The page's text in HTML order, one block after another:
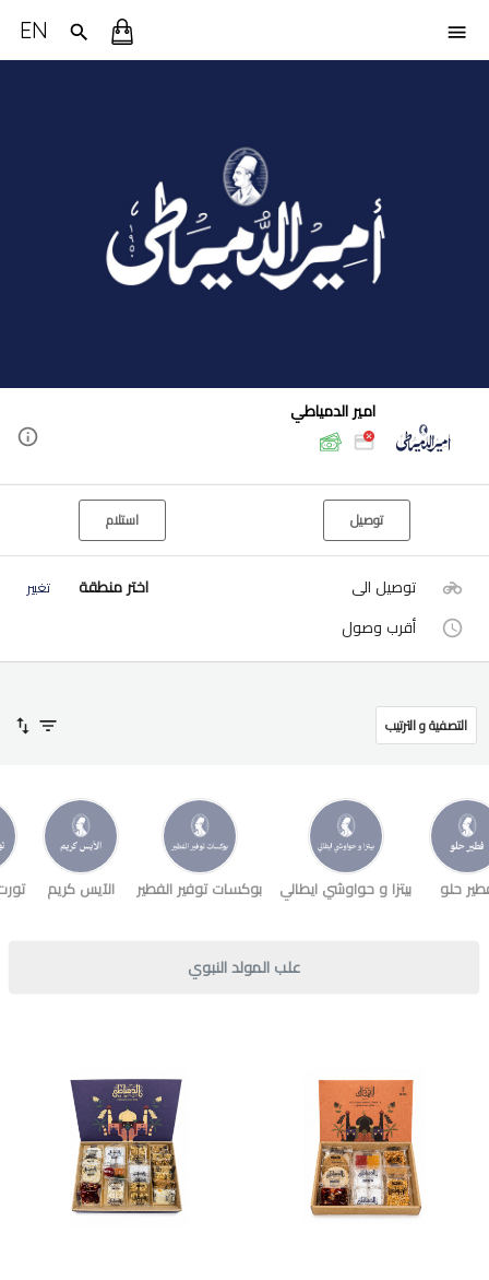
EN
امير الدمياطي
توصيل استلام
توصيل الى اختر منطقة تغيير
أقرب وصول
التصفية و الترتيب
حلو بيتزا و حواوشي ايطالي بوكسات توفير الفطير الآيس كريم
علب المولد النبوي